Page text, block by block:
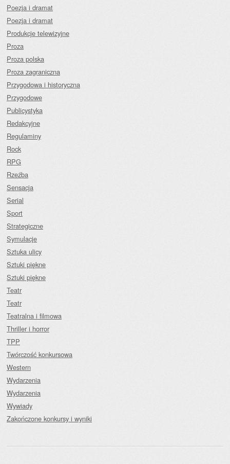
Poezja i dramat
Poezja i dramat
Produkcje telewizyjne
Proza
Proza polska
Proza zagraniczna
Przygodowa i historyczna
Przygodowe
Publicystyka
Redakcyjne
Regulaminy
Rock
RPG
Rzeźba
Sensacja
Serial
Sport
Strategiczne
Symulacje
Sztuka ulicy
Sztuki piękne
Sztuki piękne
Teatr
Teatr
Teatralna i filmowa
Thriller i horror
TPP
Twórczość konkursowa
Western
Wydarzenia
Wydarzenia
Wywiady
Zakończone konkursy i wyniki